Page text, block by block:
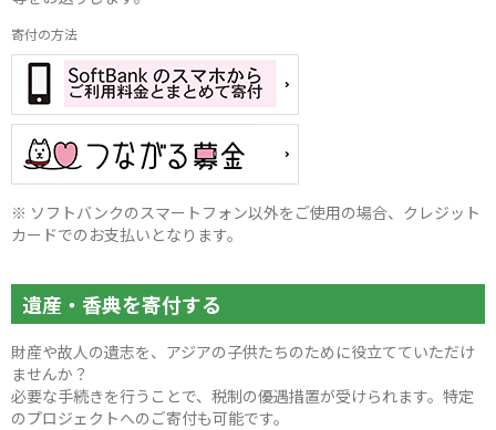
寄付の方法
※ ソフトバンクのスマートフォン以外をご使用の場合、クレジット
カードでのお支払いとなります。
遺産・香典を寄付する
財産や故人の遺志を、アジアの子供たちのために役立てていただけ
ませんか？
必要な手続きを行うことで、税制の優遇措置が受けられます。特定
のプロジェクトへのご寄付も可能です。